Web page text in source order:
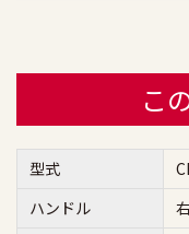
こ
型式
ハンドル